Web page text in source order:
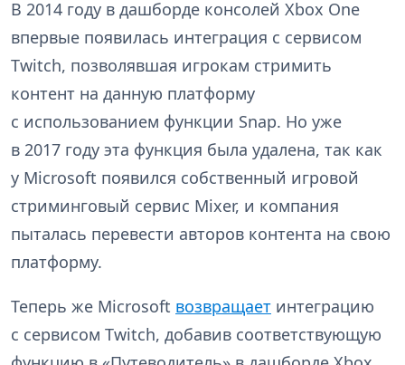
В 2014 году в дашборде консолей Xbox One
впервые появилась интеграция с сервисом
Twitch, позволявшая игрокам стримить
контент на данную платформу
с использованием функции Snap. Но уже
в 2017 году эта функция была удалена, так как
у Microsoft появился собственный игровой
стриминговый сервис Mixer, и компания
пыталась перевести авторов контента на свою
платформу.
Теперь же Microsoft возвращает интеграцию
с сервисом Twitch, добавив соответствующую